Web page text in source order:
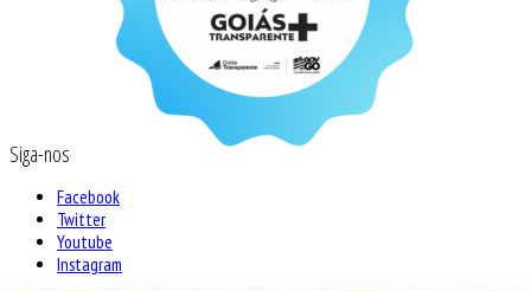
Siga-nos
Facebook
Twitter
Youtube
Instagram